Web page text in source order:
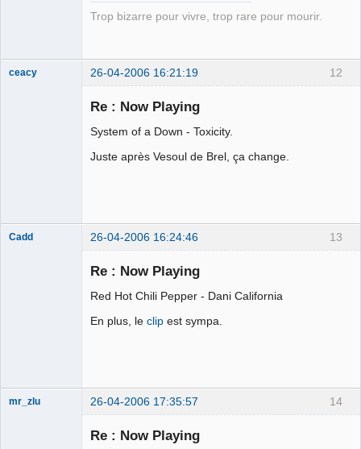
Trop bizarre pour vivre, trop rare pour mourir.
12
ceacy 26-04-2006 16:21:19
Re : Now Playing
System of a Down - Toxicity.
Juste après Vesoul de Brel, ça change.
13
Cadd 26-04-2006 16:24:46
Re : Now Playing
Red Hot Chili Pepper - Dani California
En plus, le clip est sympa.
14
mr_zlu 26-04-2006 17:35:57
Re : Now Playing